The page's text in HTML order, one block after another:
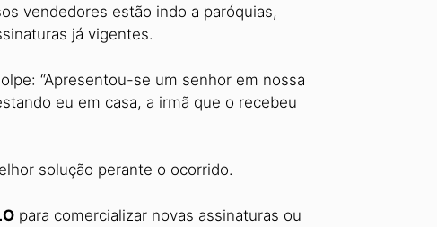
vendedores estão indo a paróquias,
já vigentes.
“Apresentou-se um senhor em nossa
eu em casa, a irmã que o recebeu
solução perante o ocorrido.
para comercializar novas assinaturas ou